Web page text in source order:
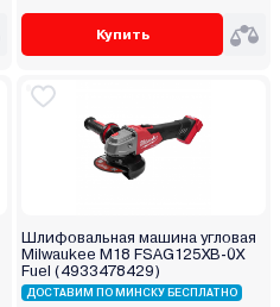
Купить
Шлифовальная машина угловая
Milwaukee M18 FSAG125XB-0X
Fuel (4933478429)
ДОСТАВИМ ПО МИНСКУ БЕСПЛАТНО